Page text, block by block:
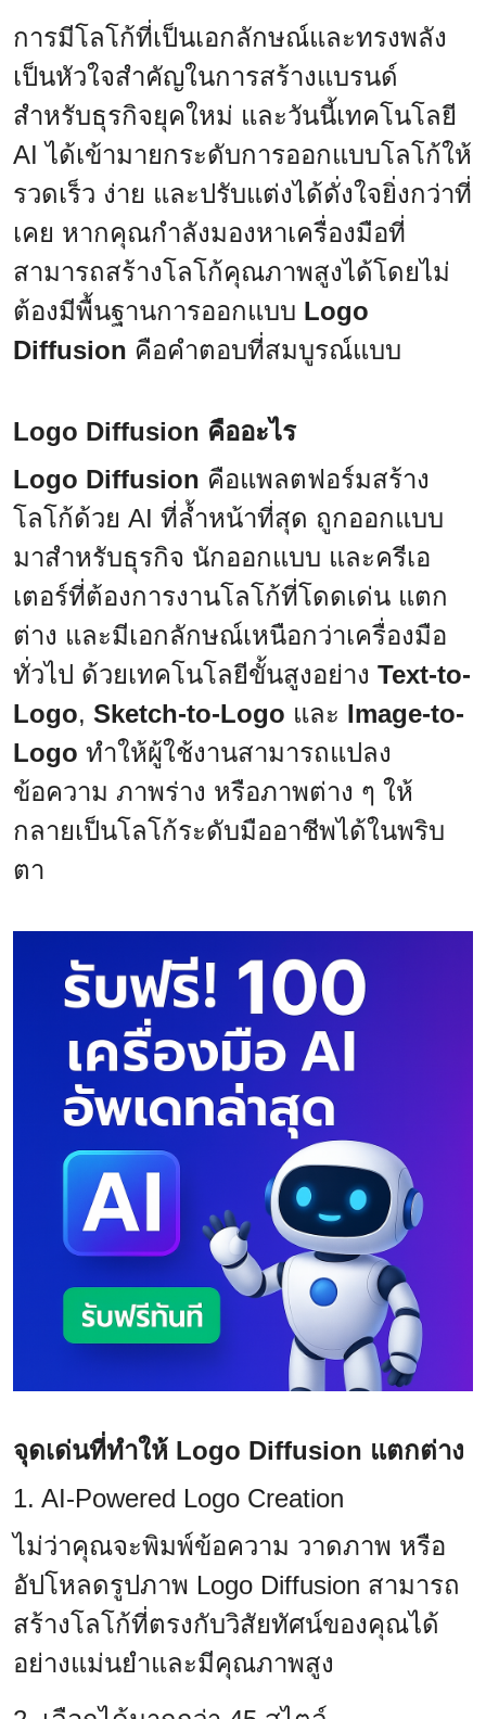
การมีโลโก้ที่เป็นเอกลักษณ์และทรงพลัง
เป็นหัวใจสำคัญในการสร้างแบรนด์
สำหรับธุรกิจยุคใหม่ และวันนี้เทคโนโลยี
AI ได้เข้ามายกระดับการออกแบบโลโก้ให้
รวดเร็ว ง่าย และปรับแต่งได้ดั่งใจยิ่งกว่าที่
เคย หากคุณกำลังมองหาเครื่องมือที่
สามารถสร้างโลโก้คุณภาพสูงได้โดยไม่
ต้องมีพื้นฐานการออกแบบ Logo
Diffusion คือคำตอบที่สมบูรณ์แบบ
Logo Diffusion คืออะไร
Logo Diffusion คือแพลตฟอร์มสร้าง
โลโก้ด้วย AI ที่ล้ำหน้าที่สุด ถูกออกแบบ
มาสำหรับธุรกิจ นักออกแบบ และครีเอ
เตอร์ที่ต้องการงานโลโก้ที่โดดเด่น แตก
ต่าง และมีเอกลักษณ์เหนือกว่าเครื่องมือ
ทั่วไป ด้วยเทคโนโลยีขั้นสูงอย่าง Text-to-
Logo, Sketch-to-Logo และ Image-to-
Logo ทำให้ผู้ใช้งานสามารถแปลง
ข้อความ ภาพร่าง หรือภาพต่าง ๆ ให้
กลายเป็นโลโก้ระดับมืออาชีพได้ในพริบ
ตา
จุดเด่นที่ทำให้ Logo Diffusion แตกต่าง
1. AI-Powered Logo Creation
ไม่ว่าคุณจะพิมพ์ข้อความ วาดภาพ หรือ
อัปโหลดรูปภาพ Logo Diffusion สามารถ
สร้างโลโก้ที่ตรงกับวิสัยทัศน์ของคุณได้
อย่างแม่นยำและมีคุณภาพสูง